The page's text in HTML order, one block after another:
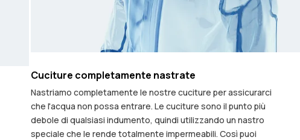
Cuciture completamente nastrate
Nastriamo completamente le nostre cuciture per assicurarci
che l'acqua non possa entrare. Le cuciture sono il punto più
debole di qualsiasi indumento, quindi utilizzando un nastro
speciale che le rende totalmente impermeabili. Così puoi